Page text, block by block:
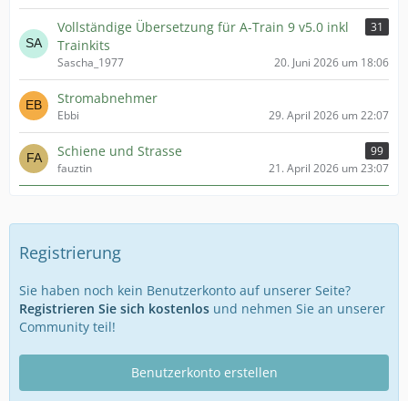
Vollständige Übersetzung für A-Train 9 v5.0 inkl
Trainkits
31
Sascha_1977 20. Juni 2026 um 18:06
Stromabnehmer
Ebbi 29. April 2026 um 22:07
Schiene und Strasse
99
fauztin
21. April 2026 um 23:07
Registrierung
Sie haben noch kein Benutzerkonto auf unserer Seite?
Registrieren Sie sich kostenlos und nehmen Sie an unserer
Community teil!
Benutzerkonto erstellen